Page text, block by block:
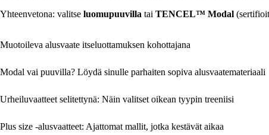
Yhteenvetona: valitse luomupuuvilla tai TENCEL™ Modal
Muotoileva alusvaate itseluottamuksen kohottajana
Modal vai puuvilla? Löydä sinulle parhaiten sopiva alusvaatemateriaali
Urheiluvaatteet selitettynä: Näin valitset oikean tyypin treeniisi
Plus size -alusvaatteet: Ajattomat mallit, jotka kestävät aikaa